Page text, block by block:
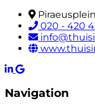
020 - 420
Navigation